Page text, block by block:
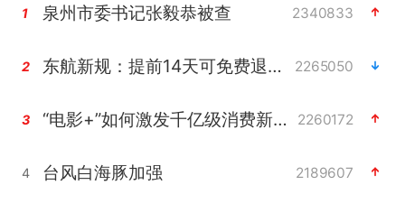
1 泉州市委书记张毅恭被查 2340833
2 东航新规：提前14天可免费退改签 2265050
3 “电影+”如何激发千亿级消费新活力？ 2260172
4 台风白海豚加强 2189607